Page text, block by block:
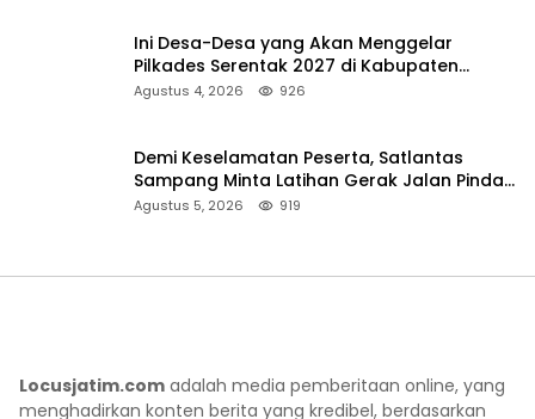
Ini Desa-Desa yang Akan Menggelar
Pilkades Serentak 2027 di Kabupaten
Sumenep
Agustus 4, 2026 926
Demi Keselamatan Peserta, Satlantas
Sampang Minta Latihan Gerak Jalan Pindah
ke Lokasi Aman
Agustus 5, 2026 919
Locusjatim.com adalah media pemberitaan online, yang
menghadirkan konten berita yang kredibel, berdasarkan